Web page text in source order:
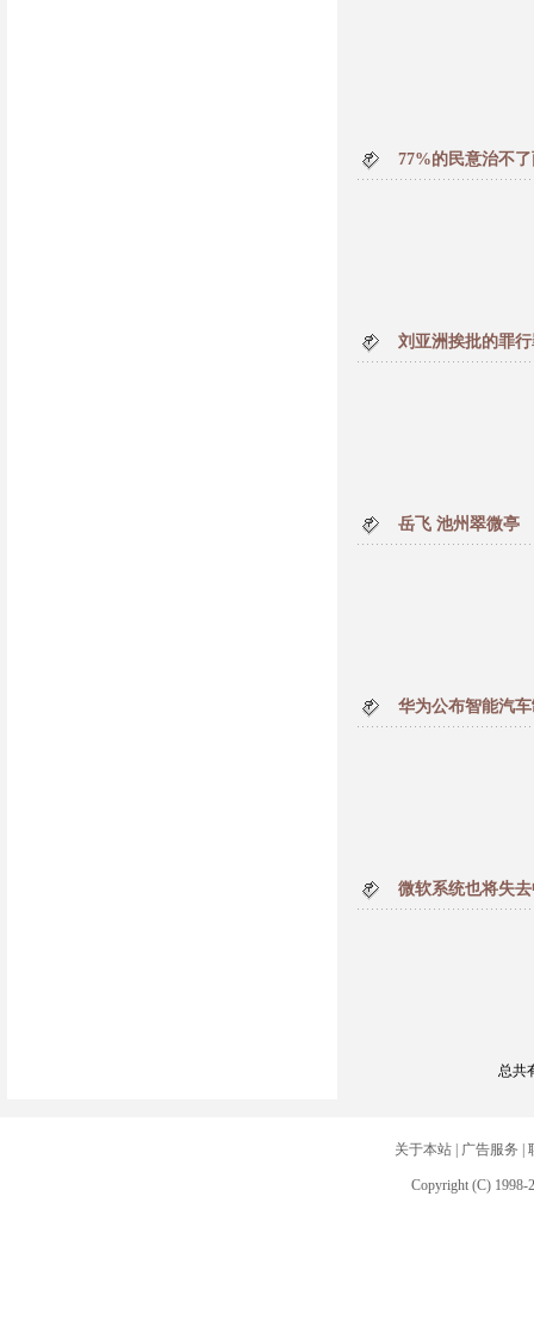
77%的民意治不
刘亚洲挨批的罪
岳飞 池州翠微亭
华为公布智能汽
微软系统也将失
总共
关于本站| 广告服务
Copyright (C) 1998-